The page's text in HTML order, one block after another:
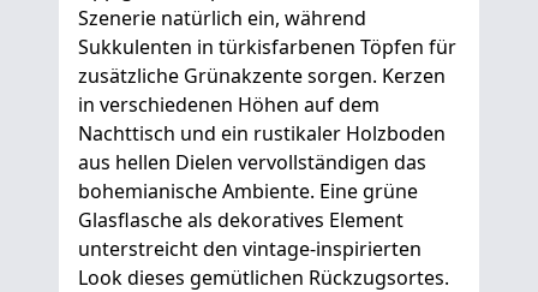
Szenerie natürlich ein, während
Sukkulenten in türkisfarbenen Töpfen für
zusätzliche Grünakzente sorgen. Kerzen
in verschiedenen Höhen auf dem
Nachttisch und ein rustikaler Holzboden
aus hellen Dielen vervollständigen das
bohemianische Ambiente. Eine grüne
Glasflasche als dekoratives Element
unterstreicht den vintage-inspirierten
Look dieses gemütlichen Rückzugsortes.